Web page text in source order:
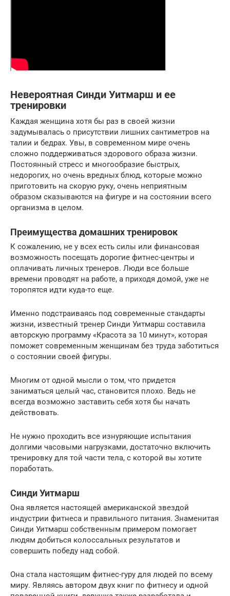
Невероятная Синди Уитмарш и ее
тренировки
Каждая женщина хотя бы раз в своей жизни
задумывалась о присутствии лишних сантиметров на
талии и бедрах. Увы, в современном мире очень
сложно поддерживаться здорового образа жизни.
Постоянный стресс и многообразие быстрых,
недорогих, но очень вредных блюд, которые можно
приготовить на скорую руку, очень неприятным
образом сказываются на фигуре и на состоянии всего
организма в целом.
Преимущества домашних тренировок
К сожалению, не у всех есть силы или финансовая
возможность посещать дорогие фитнес-центры и
оплачивать личных тренеров. Люди все больше
времени проводят на работе, а приходя домой, уже не
торопятся идти куда-то еще.
Именно подстраиваясь под современные стандарты
жизни, известный тренер Синди Уитмарш составила
авторскую программу «Красота за 10 минут», которая
поможет современным женщинам без труда заботиться
о состоянии своей фигуры.
Многим от одной мысли о том, что придется
заниматься целый час, становится плохо. Ведь не
всегда возможно заставить себя хотя бы начать
действовать.
Не нужно проходить все изнуряющие испытания
долгими часовыми нагрузками, достаточно включить
тренировку для той части тела, с которой вы хотите
поработать.
Синди Уитмарш
Она является настоящей американской звездой
индустрии фитнеса и правильного питания. Знаменитая
Синди Уитмарш собственным примером помогает
людям добиться колоссальных результатов и
совершить победу над собой.
Она стала настоящим фитнес-гуру для людей по всему
миру. Являясь автором двух книг по фитнесу и одной